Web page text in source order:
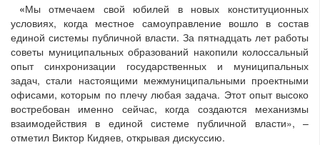
«Мы отмечаем свой юбилей в новых конституционных
условиях, когда местное самоуправление вошло в состав
единой системы публичной власти. За пятнадцать лет работы
советы муниципальных образований накопили колоссальный
опыт синхронизации государственных и муниципальных
задач, стали настоящими межмуниципальными проектными
офисами, которым по плечу любая задача. Этот опыт высоко
востребован именно сейчас, когда создаются механизмы
взаимодействия в единой системе публичной власти», –
отметил Виктор Кидяев, открывая дискуссию.